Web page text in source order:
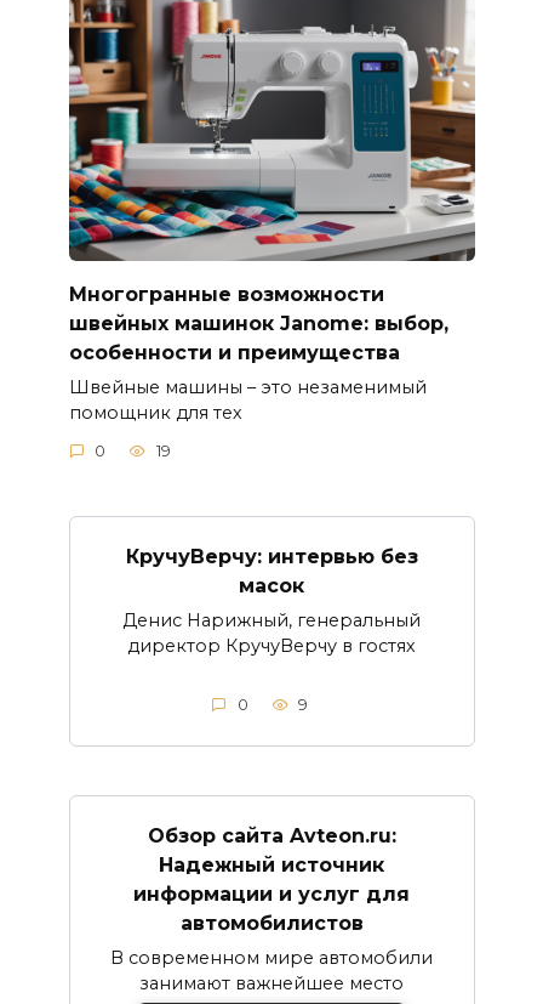
Многогранные возможности
швейных машинок Janome: выбор,
особенности и преимущества
Швейные машины – это незаменимый
помощник для тех
0 19
КручуВерчу: интервью без
масок
Денис Нарижный, генеральный
директор КручуВерчу в гостях
0 9
Обзор сайта Avteon.ru:
Надежный источник
информации и услуг для
автомобилистов
В современном мире автомобили
занимают важнейшее место